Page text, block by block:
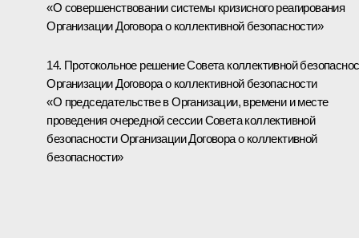
«О совершенствовании системы кризисного реагирования
Организации Договора о коллективной безопасности»
14. Протокольное решение Совета коллективной
Организации Договора о коллективной безопасности
«О председательстве в Организации, времени и месте
проведения очередной сессии Совета коллективной
безопасности Организации Договора о коллективной
безопасности»